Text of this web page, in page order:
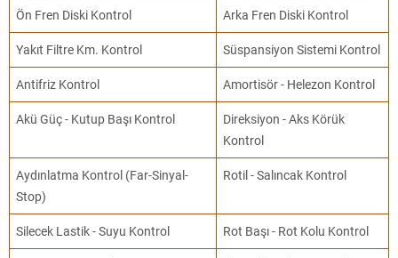
Ön Fren Diski Kontrol Arka Fren Diski Kontrol
Yakıt Filtre Km. Kontrol Süspansiyon Sistemi Kontrol
Antifriz Kontrol Amortisör - Helezon Kontrol
Akü Güç - Kutup Başı Kontrol
Direksiyon - Aks Körük
Kontrol
Aydınlatma Kontrol (Far-Sinyal-
Stop)
Rotil - Salıncak Kontrol
Silecek Lastik - Suyu Kontrol Rot Başı - Rot Kolu Kontrol